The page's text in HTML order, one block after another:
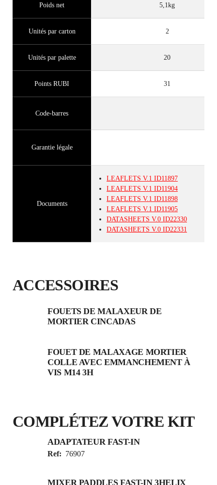
Poids net 5,1kg
Unités par carton 2
Unités par palette 20
Points RUBI 31
Code-barres
Garantie légale
Documents
LEAFLETS V.1 ID11897
LEAFLETS V.1 ID11904
LEAFLETS V.1 ID11898
LEAFLETS V.1 ID11905
DATASHEETS V.0 ID22330
DATASHEETS V.0 ID22331
ACCESSOIRES
FOUETS DE MALAXEUR DE
MORTIER CINCADAS
FOUET DE MALAXAGE MORTIER
COLLE AVEC EMMANCHEMENT À
VIS M14 3H
COMPLÉTEZ VOTRE KIT
ADAPTATEUR FAST-IN
Ref: 76907
MIXER PADDLES FAST-IN 3HELIX